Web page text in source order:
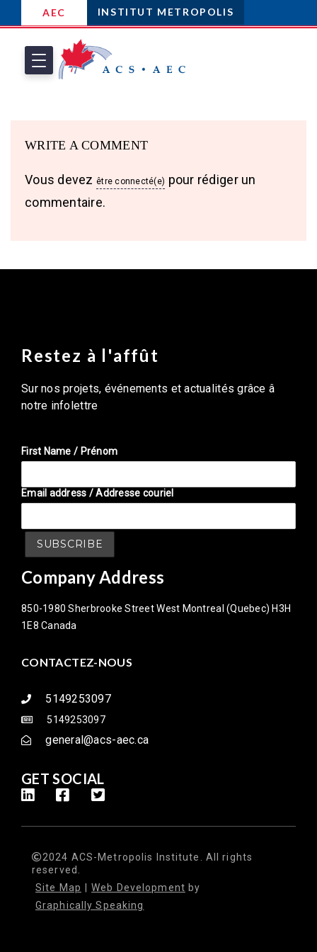
AEC INSTITUT METROPOLIS
WRITE A COMMENT
Vous devez être connecté(e) pour rédiger un
commentaire.
Restez à l'affût
Sur nos projets, événements et actualités grâce â
notre infolettre
First Name / Prénom
Email address / Addresse couriel
Company Address
850-1980 Sherbrooke Street West Montreal (Quebec) H3H
1E8 Canada
CONTACTEZ-NOUS
5149253097
5149253097
general@acs-aec.ca
GET SOCIAL
2024 ACS-Metropolis Institute. All rights
reserved.
Site Map
Web Development by
Graphically Speaking